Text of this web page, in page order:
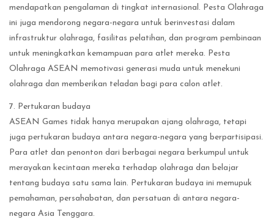
mendapatkan pengalaman di tingkat internasional. Pesta Olahraga
ini juga mendorong negara-negara untuk berinvestasi dalam
infrastruktur olahraga, fasilitas pelatihan, dan program pembinaan
untuk meningkatkan kemampuan para atlet mereka. Pesta
Olahraga ASEAN memotivasi generasi muda untuk menekuni
olahraga dan memberikan teladan bagi para calon atlet.
7. Pertukaran budaya
ASEAN Games tidak hanya merupakan ajang olahraga, tetapi
juga pertukaran budaya antara negara-negara yang berpartisipasi.
Para atlet dan penonton dari berbagai negara berkumpul untuk
merayakan kecintaan mereka terhadap olahraga dan belajar
tentang budaya satu sama lain. Pertukaran budaya ini memupuk
pemahaman, persahabatan, dan persatuan di antara negara-
negara Asia Tenggara.